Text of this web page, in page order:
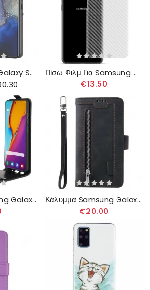
Θήκη Samsung Galaxy S20 Plus / S20 Plus 5G Αδιάβροχο Redpepper 2m Πίσω Φιλμ Για Samsung Galaxy S20 Plus / S20 Plus 5G Carbon Style Imak
€13.50
Κάλυμμα Samsung Galaxy S20 Plus / S20 Plus 5G Θήκη Flip Πτυσσόμενο Δερμάτινο Εφέ Κάλυμμα Samsung Galaxy S20 Plus / S20 Plus 5G Ενισχυμένα Περιγράμματα Τσέπη Με Φερμουάρ
€20.00